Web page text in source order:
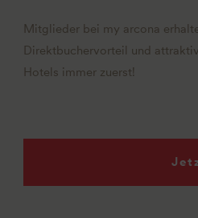
Mitglieder bei my arcona
Direktbuchervorteil und
Hotels immer zuerst!